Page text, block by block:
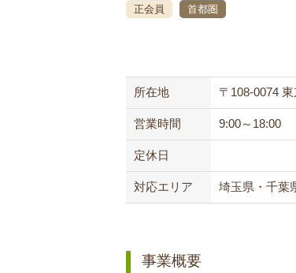
正会員 首都圏
所在地 〒108-0074
営業時間 9:00～18:00
定休日
対応エリア 埼玉県・千葉
事業概要